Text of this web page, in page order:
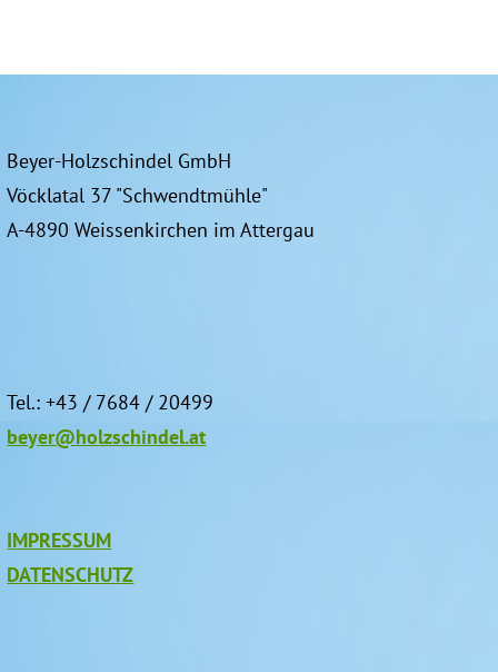
Beyer-Holzschindel GmbH
Vöcklatal 37 "Schwendtmühle"
A-4890 Weissenkirchen im Attergau
Tel.: +43 / 7684 / 20499
beyer@holzschindel.at
IMPRESSUM
DATENSCHUTZ